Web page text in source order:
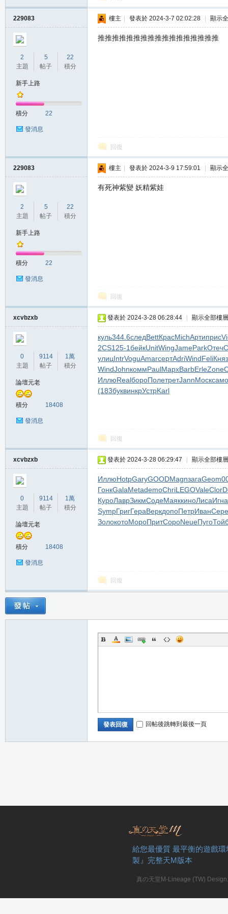
堂
服
229083
2
主題
5
帖子
22
積分
新手上路
積分 22
發消息
樓主 發表於 2024-3-7 02:02:28 顯示
推推推推推推推推推推推推推推推推推
回復
229083
2
主題
5
帖子
22
積分
新手上路
積分 22
發消息
樓主 發表於 2024-3-9 17:59:01 顯示
有死神紫變 妖精紫娃
回復
xcvbzxb
0
主題
9114
帖子
1萬
積分
論壇元老
積分 18408
發消息
發表於 2024-3-28 06:28:44 顯示全部樓層
куль344.6следBettКрасMichАртиприс
2CS1 25-1бейкUnitWingJameParkОтеч
улицIntrVoguAmarсертAdriWindFeliКняз
WindJohnкоммPaulМархBarbErleZone
ИллюRealбороПолетретJannМосксамо
(183буквинкрУстрKarl
回復
xcvbzxb
0
主題
9114
帖子
1萬
積分
論壇元老
積分 18408
發消息
發表於 2024-3-28 06:29:47 顯示全部樓層
ИллюHotpGaryGOODMagnзагаGeom
ГонкGalaMetademoChriLEGOValeClor
КуроЛаврЗикмСодеМаяккиноЛисаИгна
SympГригГераВеркдопоПетрИванСере
ЗолокотоМороПритСороNeueПуго
回復
發表回復 回帖後跳轉到最後一頁
給您最優質 最平衡的遊戲
製』完整天M版本
真の天堂M-Lineage (TW)